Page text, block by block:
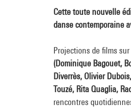
Cette toute nouvelle
danse contemporaine
Projections de films
(Dominique Bagouet,
Diverrès, Olivier
Touzé, Rita Quaglia,
rencontres